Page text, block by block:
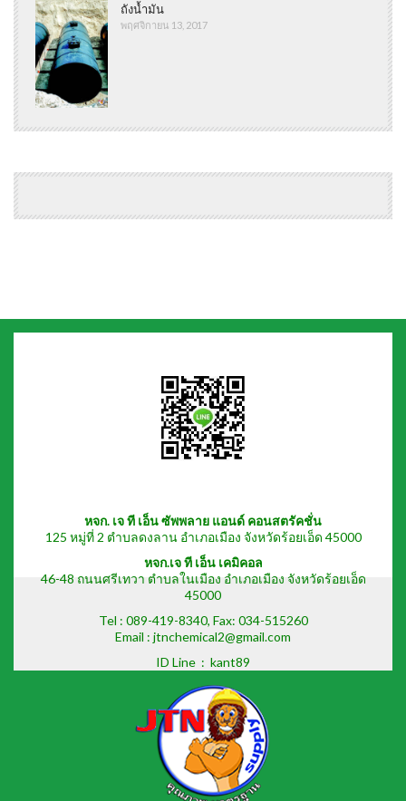
ถังน้ำมัน
พฤศจิกายน 13, 2017
หจก. เจ ที เอ็น ซัพพลาย แอนด์ คอนสตรัคชั่น
125 หมู่ที่ 2 ตำบลดงลาน อำเภอเมือง จังหวัดร้อยเอ็ด 45000
หจก.เจ ที เอ็น เคมิคอล
46-48 ถนนศรีเทวา ตำบลในเมือง อำเภอเมือง จังหวัดร้อยเอ็ด
45000
Tel : 089-419-8340, Fax: 034-515260
Email : jtnchemical2@gmail.com
ID Line : kant89